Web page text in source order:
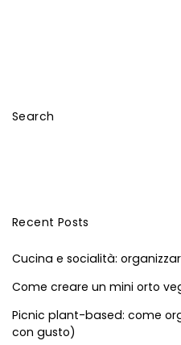
Search
Recent Posts
Cucina e socialità:
Come creare un mini orto
Picnic plant-based: come
con gusto)